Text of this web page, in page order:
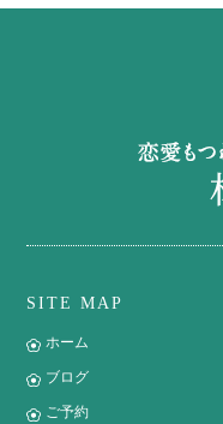
SITE MAP
ホーム
ブログ
ご予約